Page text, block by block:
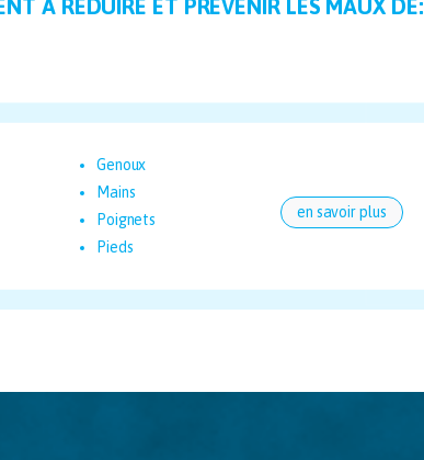
Genoux
Mains
Poignets
Pieds
en savoir plus
À RÉDUIRE ET PRÉVENIR LES MAUX DE: